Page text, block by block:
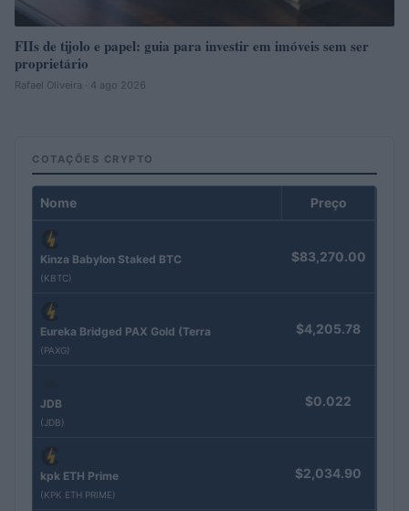
FIIs de tijolo e papel: guia para investir em imóveis sem ser
proprietário
Rafael Oliveira · 4 ago 2026
COTAÇÕES CRYPTO
Nome Preço
Kinza Babylon Staked BTC
(KBTC)
$83,270.00
Eureka Bridged PAX Gold (Terra
(PAXG)
$4,205.78
JDB
(JDB)
$0.022
kpk ETH Prime
(KPK ETH PRIME)
$2,034.90